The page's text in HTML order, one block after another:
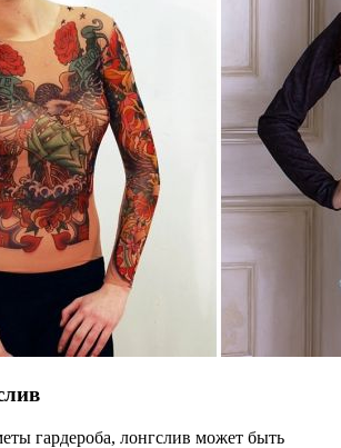
гардероба, лонгслив может быть